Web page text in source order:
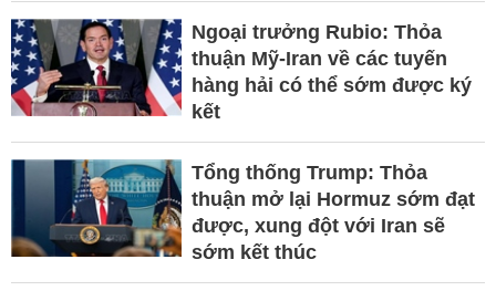
Ngoại trưởng Rubio: Thỏa
thuận Mỹ-Iran về các tuyến
hàng hải có thể sớm được ký
kết
Tổng thống Trump: Thỏa
thuận mở lại Hormuz sớm đạt
được, xung đột với Iran sẽ
sớm kết thúc